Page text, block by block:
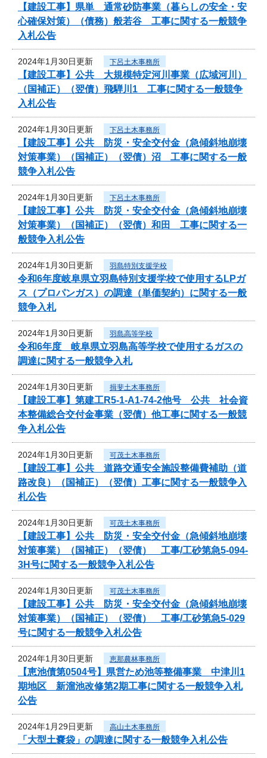
【建設工事】県単 通常砂防事業（暮らしの安全・安
心確保対策）（債務）般若谷 工事に関する一般競争
入札公告
2024年1月30日更新 下呂土木事務所
【建設工事】公共 大規模特定河川事業（広域河川）
（国補正）（翌債）飛騨川1 工事に関する一般競争
入札公告
2024年1月30日更新 下呂土木事務所
【建設工事】公共 防災・安全交付金（急傾斜地崩壊
対策事業）（国補正）（翌債）沼 工事に関する一般
競争入札公告
2024年1月30日更新 下呂土木事務所
【建設工事】公共 防災・安全交付金（急傾斜地崩壊
対策事業）（国補正）（翌債）和田 工事に関する一
般競争入札公告
2024年1月30日更新 羽島特別支援学校
令和6年度岐阜県立羽島特別支援学校で使用するLPガ
ス（プロパンガス）の調達（単価契約）に関する一般
競争入札
2024年1月30日更新 羽島高等学校
令和6年度 岐阜県立羽島高等学校で使用するガスの
調達に関する一般競争入札
2024年1月30日更新 揖斐土木事務所
【建設工事】第建工R5-1-A1-74-2他号 公共 社会資
本整備総合交付金事業（翌債）他工事に関する一般競
争入札公告
2024年1月30日更新 可茂土木事務所
【建設工事】公共 道路交通安全施設整備費補助（道
路改良）（国補正）（翌債）工事に関する一般競争入
札公告
2024年1月30日更新 可茂土木事務所
【建設工事】公共 防災・安全交付金（急傾斜地崩壊
対策事業）（国補正）（翌債） 工事/工砂第急5-094-
3H号に関する一般競争入札公告
2024年1月30日更新 可茂土木事務所
【建設工事】公共 防災・安全交付金（急傾斜地崩壊
対策事業）（国補正）（翌債） 工事/工砂第急5-029
号に関する一般競争入札公告
2024年1月30日更新 恵那農林事務所
【恵池債第0504号】県営ため池等整備事業 中津川1
期地区 新溜池改修第2期工事に関する一般競争入札
公告
2024年1月29日更新 高山土木事務所
「大型土嚢袋」の調達に関する一般競争入札公告